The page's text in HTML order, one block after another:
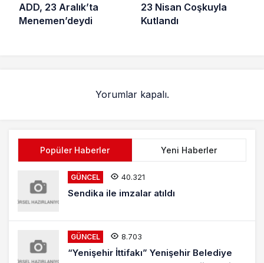
ADD, 23 Aralık’ta
Menemen’deydi
23 Nisan Coşkuyla
Kutlandı
Yorumlar kapalı.
Popüler Haberler Yeni Haberler
GÜNCEL 40.321
Sendika ile imzalar atıldı
GÜNCEL 8.703
“Yenişehir İttifakı” Yenişehir Belediye